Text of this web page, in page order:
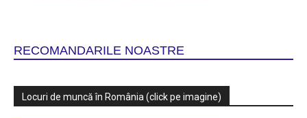
RECOMANDARILE NOASTRE
Locuri de muncă în România (click pe imagine)